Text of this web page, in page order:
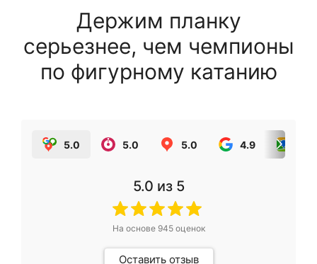
Держим планку
серьезнее, чем чемпионы
по фигурному катанию
5.0 5.0 5.0 4.9
5.0 из 5
На основе 945оценок
Оставить отзыв